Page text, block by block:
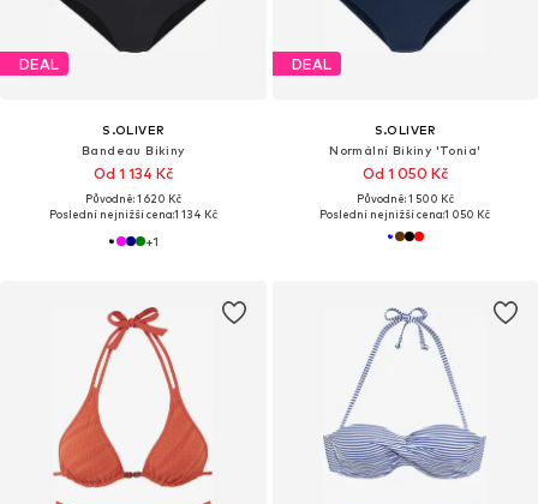
DEAL
S.OLIVER
Bandeau Bikiny
Od 1 134 Kč
Původně: 1 620 Kč
Poslední nejnižší cena:1 134 Kč
+1
DEAL
S.OLIVER
Normální Bikiny 'Tonia'
Od 1 050 Kč
Původně: 1 500 Kč
Poslední nejnižší cena:1 050 Kč